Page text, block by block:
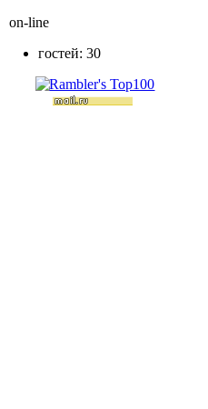
on-line
гостей: 30